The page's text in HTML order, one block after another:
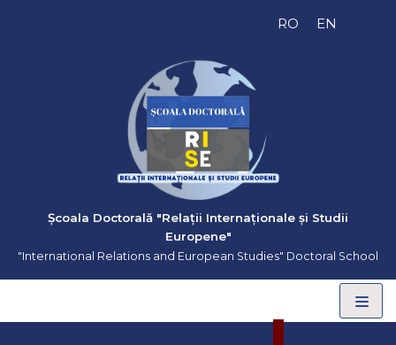
RO EN
Școala Doctorală "Relații Internaționale și Studii
Europene"
"International Relations and European Studies" Doctoral School